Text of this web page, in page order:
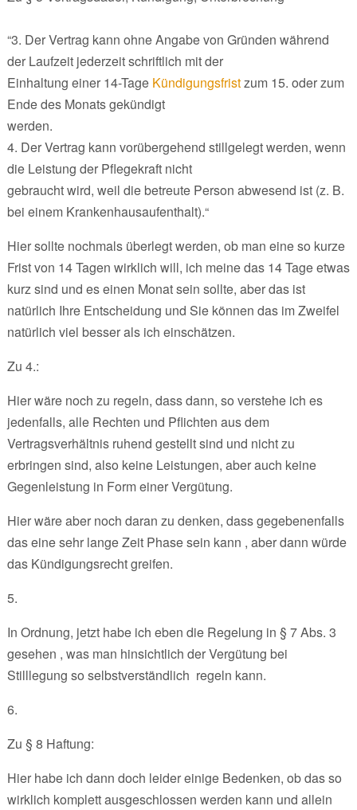
“3. Der Vertrag kann ohne Angabe von Gründen während
der Laufzeit jederzeit schriftlich mit der
Einhaltung einer 14-Tage Kündigungsfristzum 15. oder zum
Ende des Monats gekündigt
werden.
4. Der Vertrag kann vorübergehend stillgelegt werden, wenn
die Leistung der Pflegekraft nicht
gebraucht wird, weil die betreute Person abwesend ist (z. B.
bei einem Krankenhausaufenthalt).“
Hier sollte nochmals überlegt werden, ob man eine so kurze
Frist von 14 Tagen wirklich will, ich meine das 14 Tage etwas
kurz sind und es einen Monat sein sollte, aber das ist
natürlich Ihre Entscheidung und Sie können das im Zweifel
natürlich viel besser als ich einschätzen.
Zu 4.:
Hier wäre noch zu regeln, dass dann, so verstehe ich es
jedenfalls, alle Rechten und Pflichten aus dem
Vertragsverhältnis ruhend gestellt sind und nicht zu
erbringen sind, also keine Leistungen, aber auch keine
Gegenleistung in Form einer Vergütung.
Hier wäre aber noch daran zu denken, dass gegebenenfalls
das eine sehr lange Zeit Phase sein kann , aber dann würde
das Kündigungsrecht greifen.
5.
In Ordnung, jetzt habe ich eben die Regelung in § 7 Abs. 3
gesehen , was man hinsichtlich der Vergütung bei
Stilllegung so selbstverständlich regeln kann.
6.
Zu § 8 Haftung:
Hier habe ich dann doch leider einige Bedenken, ob das so
wirklich komplett ausgeschlossen werden kann und allein